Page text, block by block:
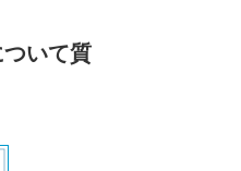
いて質